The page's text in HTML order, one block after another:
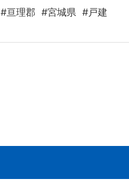
#亘理郡 #宮城県 #戸建